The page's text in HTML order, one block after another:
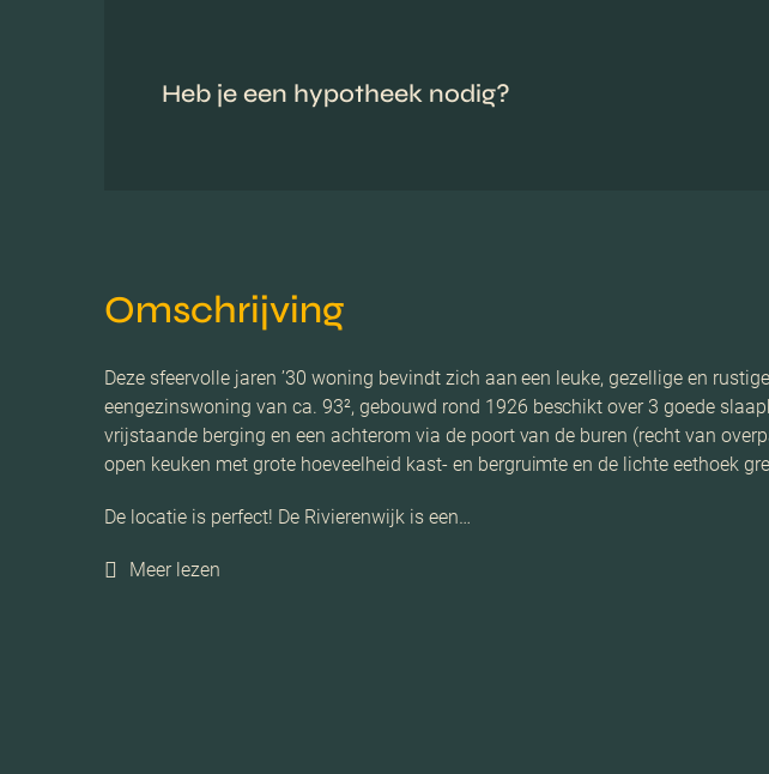
Heb je een hypotheek nodig?
Omschrijving
Deze sfeervolle jaren ’30 woning bevindt zich aan een leuke, gezellige en
eengezinswoning van ca. 93², gebouwd rond 1926 beschikt over 3 goede
vrijstaande berging en een achterom via de poort van de buren (recht van
open keuken met grote hoeveelheid kast- en bergruimte en de lichte eethoek
De locatie is perfect! De Rivierenwijk is een…
Meer lezen